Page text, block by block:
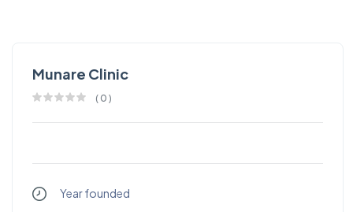
Munare Clinic
( 0 )
Year founded